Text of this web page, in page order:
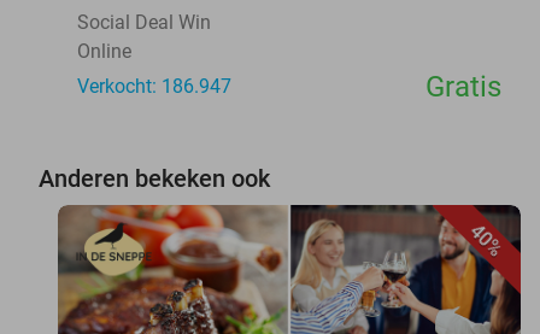
Social Deal Win
Online
Verkocht: 186.947
Gratis
Anderen bekeken ook
40%